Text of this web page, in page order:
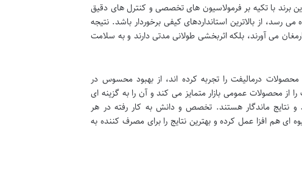
برند با تکیه بر فرمولاسیون های تخصصی و کنترل های دقیق
از بالاترین استانداردهای کیفی برخوردار باشد. نتیجه
می آورند، بلکه اثربخشی طولانی مدتی دارند و به سلامت
درمالیفت را تجربه کرده اند، از بهبود محسوس در
محصولات عمومی بازار متمایز می کند و آن را به گزینه ای
و نتایج ماندگار هستند. تخصص و دانش به کار رفته در هر
هم افزا عمل کرده و بهترین نتایج را برای مصرف کننده به